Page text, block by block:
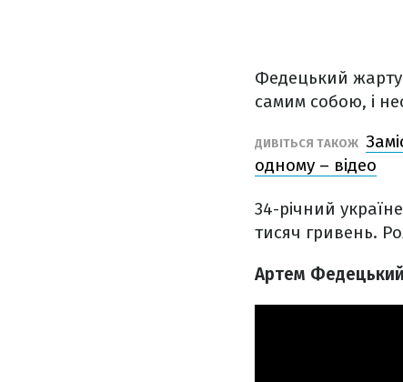
Федецький
самим собою, і
ДИВІТЬСЯ ТАКОЖ
одному – відео
34-річний
тисяч гривень.
Артем Федецький